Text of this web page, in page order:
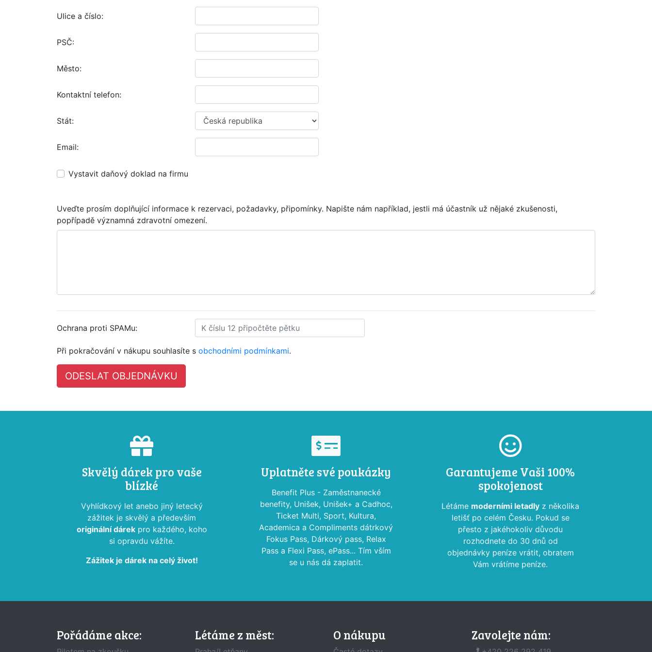
Ulice a číslo:
PSČ:
Město:
Kontaktní telefon:
Stát:
Email:
Vystavit daňový doklad na firmu
Uveďte prosím doplňující informace k rezervaci, požadavky, připomínky. Napište nám například, jestli má účastník už nějaké zkušenosti,
popřípadě významná zdravotní omezení.
Ochrana proti SPAMu:
Při pokračování v nákupu souhlasíte s obchodními podmínkami.
Skvělý dárek pro vaše
blízké
Vyhlídkový let anebo jiný letecký
zážitek je skvělý a především
originální dárekpro každého, koho
si opravdu vážíte.
Zážitek je dárek na celý život!
Uplatněte své poukázky
Benefit Plus - Zaměstnanecké
benefity, Unišek, Unišek+ a Cadhoc,
Ticket Multi, Sport, Kultura,
Academica a Compliments dátrkový
Fokus Pass, Dárkový pass, Relax
Pass a Flexi Pass, ePass... Tím vším
se u nás dá zaplatit.
Garantujeme Vaši 100%
spokojenost
Létáme moderními letadly z několika
letišť po celém Česku. Pokud se
přesto z jakéhokoliv důvodu
rozhodnete do 30 dnů od
objednávky peníze vrátit, obratem
Vám vrátíme peníze.
Pořádáme akce: Létáme z měst: O nákupu Zavolejte nám: